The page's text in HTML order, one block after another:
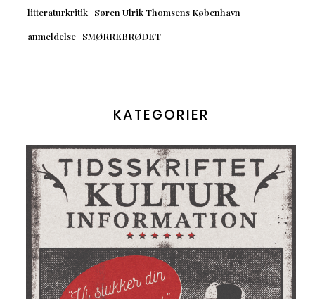
litteraturkritik | Søren Ulrik Thomsens København
anmeldelse | SMØRREBRØDET
KATEGORIER